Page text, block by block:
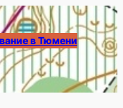
в Тюмени